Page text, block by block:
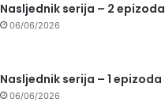
Nasljednik serija – 2 epizoda
06/06/2026
Nasljednik serija – 1 epizoda
06/06/2026